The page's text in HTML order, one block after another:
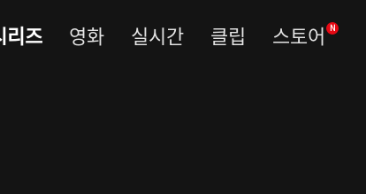
리즈 영화 실시간 클립 스토어 N